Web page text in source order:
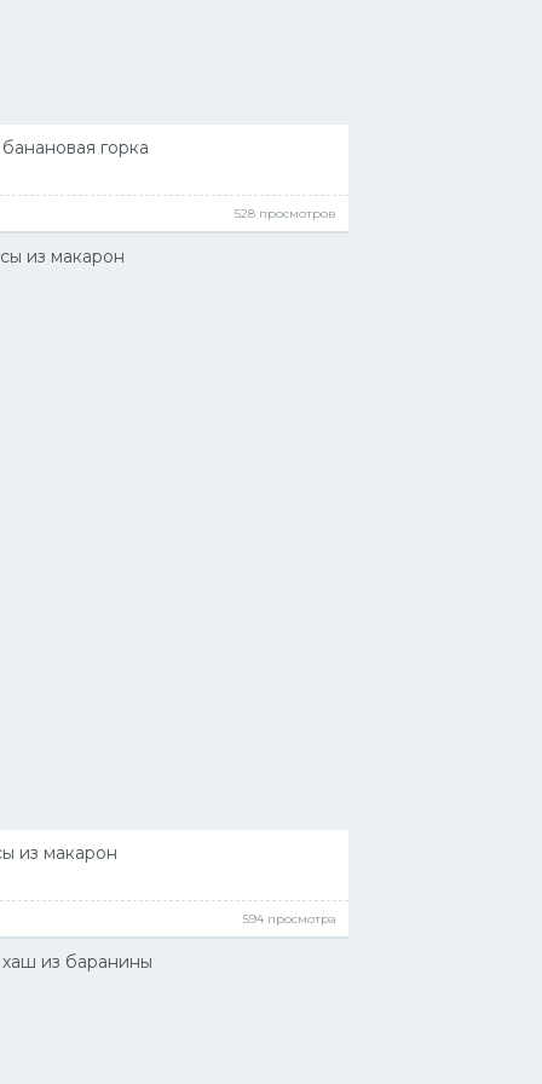
горка
528 просмотров
из макарон
594 просмотра